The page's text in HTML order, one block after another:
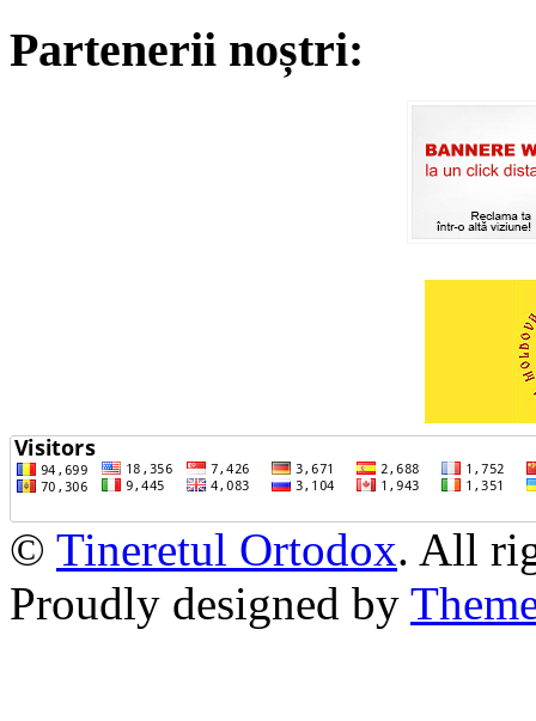
Partenerii noștri:
© Tineretul Ortodox. All
Proudly designed by